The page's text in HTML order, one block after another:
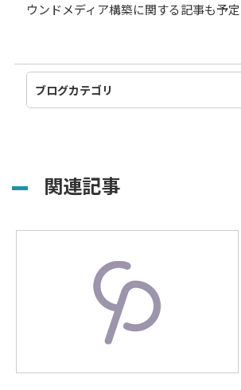
ウンドメディア構築に関する記事も予定
関連記事